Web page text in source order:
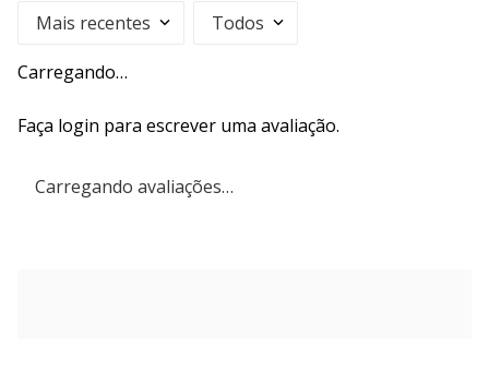
Carregando…
Faça login para escrever uma avaliação.
Mais recentes Todos
Carregando avaliações…